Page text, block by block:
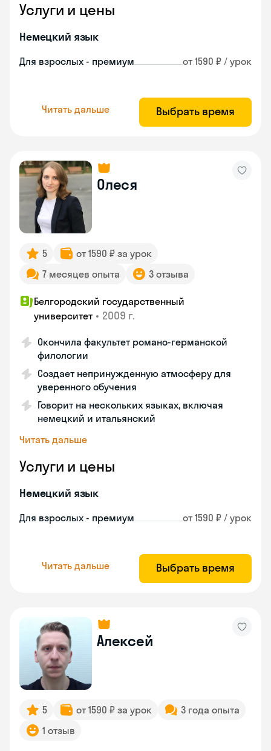
Услуги и цены
Немецкий язык
Для взрослых - премиум от 1590 ₽ / урок
Читать дальше Выбрать время
Олеся
5
от 1590 ₽ за урок
7 месяцев опыта
3 отзыва
Белгородский государственный
университет • 2009 г.
Окончила факультет романо-германской
филологии
Создает непринужденную атмосферу для
уверенного обучения
Говорит на нескольких языках, включая
немецкий и итальянский
Читать дальше
Услуги и цены
Немецкий язык
Для взрослых - премиум от 1590 ₽ / урок
Читать дальше Выбрать время
Алексей
5 от 1590 ₽ за урок
3 года опыта
1 отзыв